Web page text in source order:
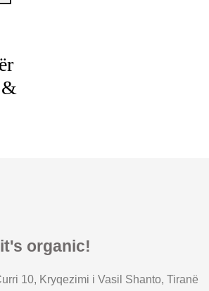
&
organic!
10, Kryqezimi i Vasil Shanto, Tiranë